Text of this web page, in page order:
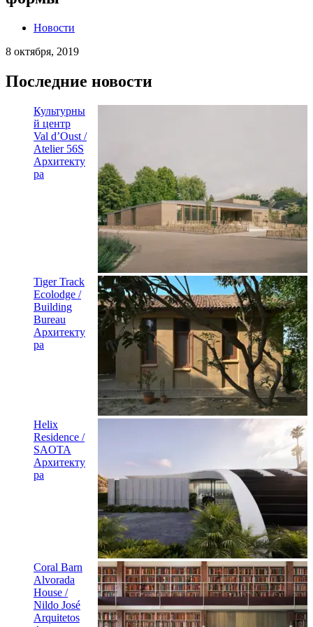
Новости
8 октября, 2019
Последние новости
Культурны
й центр
Val d’Oust /
Atelier 56S
Архитекту
ра
Tiger Track
Ecolodge /
Building
Bureau
Архитекту
ра
Helix
Residence /
SAOTA
Архитекту
ра
Coral Barn
Alvorada
House /
Nildo José
Arquitetos